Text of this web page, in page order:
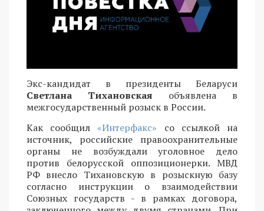
Экс-кандидат в президенты Беларуси
Светлана Тихановская объявлена в
межгосударственный розыск в России.
Как сообщил«Интерфакс» со ссылкой на
источник, российские правоохранительные
органы не возбуждали уголовное дело
против белорусской оппозиционерки. МВД
РФ внесло Тихановскую в розыскную базу
согласно инструкции о взаимодействии
Союзных государств - в рамках договора,